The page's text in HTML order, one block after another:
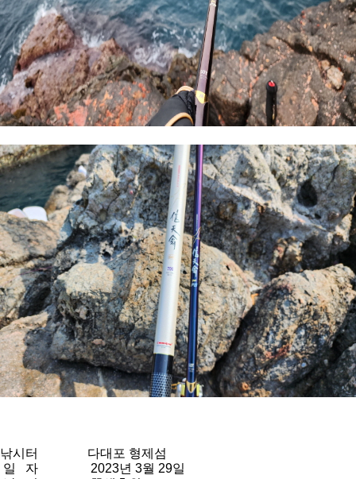
낚시터
다대포 형제섬
일 자
2023년 3월 29일